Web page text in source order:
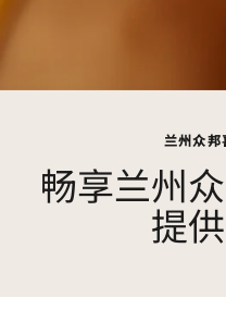
兰州众
畅享兰州
提